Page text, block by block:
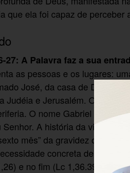
que ela foi capaz de
27: A Palavra faz a sua
as pessoas e os lugares:
José, da casa de Davi.
Judéia e Jerusalém. O anjo
O nome Gabriel
A história da visita de
mês” da gravidez de
concreta de Isabel
e no fim (Lc 1,36.39).